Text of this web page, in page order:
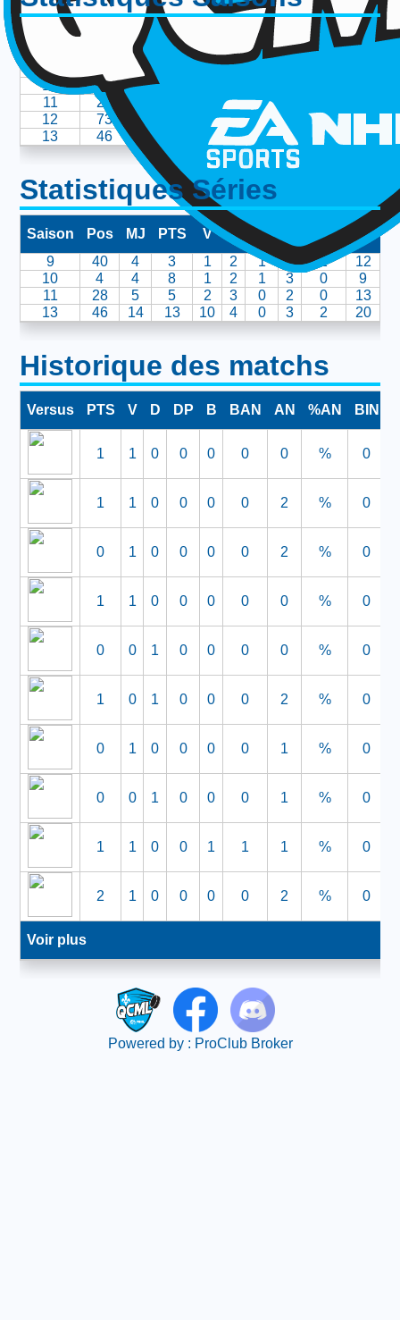
Saison Pos MJ V DP B
9
D 35
10
4 C
11
28 42 10
12
73 D 7 4 2 0
13
46 D 70 25 29 5
Statistiques Séries
Saison Pos MJ PTS V D DP BAN AN
9
40 4 3 1 2 1 1 1 12
10
4 4 8 1 2 1 3 0 9
11
28 5 5 2 3 0 2 0 13
13
46 14 13 10 4 0 3 2 20
Historique des matchs
Versus PTS V D DP B BAN AN %AN BIN
1 1 0 0 0 0 0 % 0
1 1 0 0 0 0 2 % 0
0 1 0 0 0 0 2 % 0
1 1 0 0 0 0 0 % 0
0 0 1 0 0 0 0 % 0
1 0 1 0 0 0 2 % 0
0 1 0 0 0 0 1 % 0
0 0 1 0 0 0 1 % 0
1 1 0 0 1 1 1 % 0
2 1 0 0 0 0 2 % 0
Voir plus
Powered by : ProClub Broker